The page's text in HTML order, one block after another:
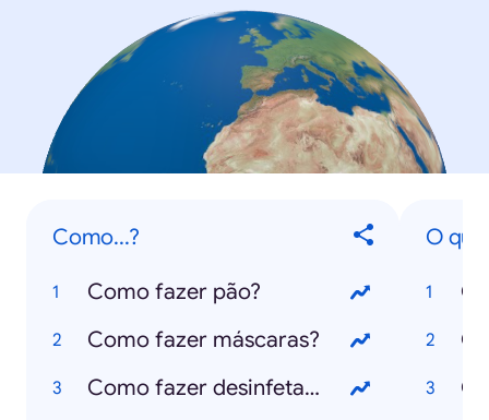
Como...?
Como fazer pão?
Como fazer máscaras?
Como fazer desinfetante caseiro?
O
O
O